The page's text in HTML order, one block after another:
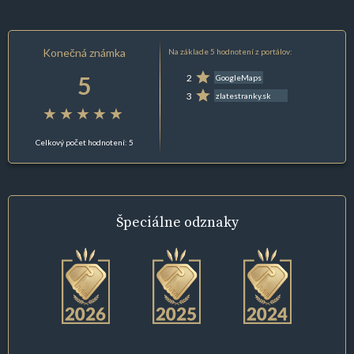
Konečná známka
5
Celkový počet hodnotení: 5
Na základe 5 hodnotení z portálov:
2 GoogleMaps
3 zlatestranky.sk
Špeciálne odznaky